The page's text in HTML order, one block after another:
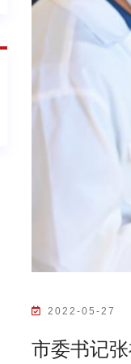
2022-05-27
市委书记